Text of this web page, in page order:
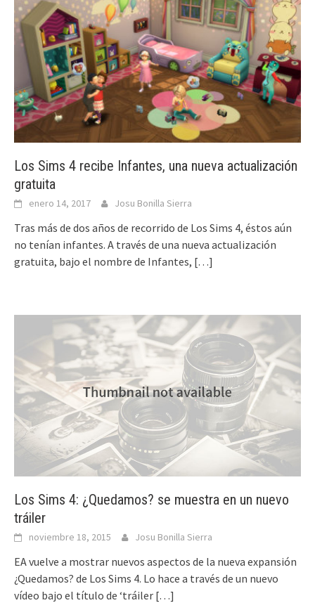
Los Sims 4 recibe Infantes, una nueva actualización
gratuita
enero 14, 2017 Josu Bonilla Sierra
Tras más de dos años de recorrido de Los Sims 4, éstos aún
no tenían infantes. A través de una nueva actualización
gratuita, bajo el nombre de Infantes, […]
Los Sims 4: ¿Quedamos? se muestra en un nuevo
tráiler
noviembre 18, 2015 Josu Bonilla Sierra
EA vuelve a mostrar nuevos aspectos de la nueva expansión
¿Quedamos? de Los Sims 4. Lo hace a través de un nuevo
vídeo bajo el título de ‘tráiler […]